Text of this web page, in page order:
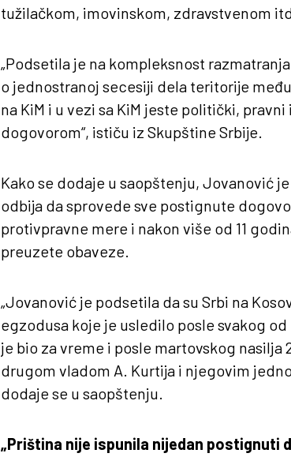
tužilačkom, imovinskom, zdravstvenom
„Podsetila je na kompleksnost
o jednostranoj secesiji dela teritorije
na KiM i u vezi sa KiM jeste politički,
dogovorom“, ističu iz Skupštine Srbije.
Kako se dodaje u saopštenju, Jovanović
odbija da sprovede sve postignute
protivpravne mere i nakon više od 11
preuzete obaveze.
„Jovanović je podsetila da su Srbi na
egzodusa koje je usledilo posle svakog
je bio za vreme i posle martovskog
drugom vladom A. Kurtija i njegovim
dodaje se u saopštenju.
„Priština nije ispunila nijedan postignuti